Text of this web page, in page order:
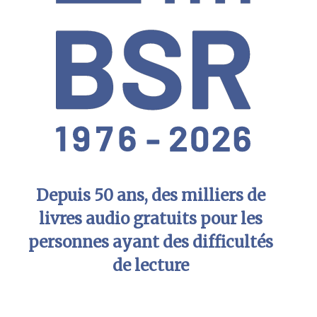
Depuis 50 ans, des milliers de
livres audio gratuits pour les
personnes ayant des difficultés
de lecture